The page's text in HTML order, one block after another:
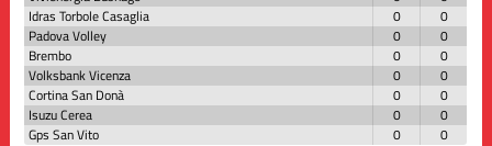
Idras Torbole Casaglia
0
0
Padova Volley
0
0
Brembo
0
0
Volksbank Vicenza
0
0
Cortina San Donà
0
0
Isuzu Cerea
0
0
Gps San Vito
0 0